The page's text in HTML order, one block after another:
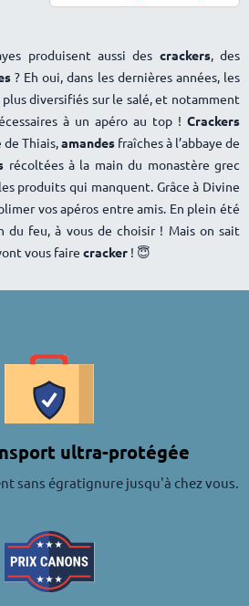
produisent aussi des crackers, des
? Eh oui, dans les dernières années, les
diversifiés sur le salé, et notamment
à un apéro au top ! Crackers
Thiais,amandes fraîches à l’abbaye de
récoltées à la main du monastère grec
produits qui manquent. Grâce à Divine
vos apéros entre amis. En plein été
feu, à vous de choisir ! Mais on sait
vous faire cracker ! 😇
ultra-protégée
sans égratignure jusqu'à chez vous.